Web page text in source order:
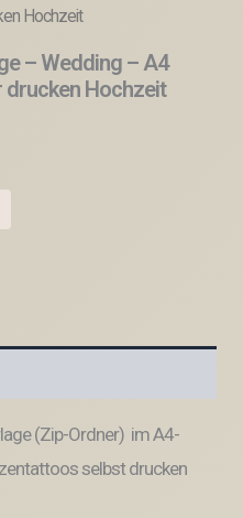
Hochzeit
– Wedding – A4
Hochzeit
(Zip-Ordner) im A4-
selbst drucken